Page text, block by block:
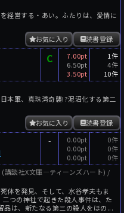
経営する・あい。ふたりは、愛情に
読書登録
お気に入り
C
7.00pt
6.50pt
3.50pt
1件
4件
10件
本軍、真珠湾奇襲!?泥沼化する第二
読書登録
お気に入り
-
0.00pt
0.00pt
0.00pt
0件
0件
0件
講談社X文庫―ティーンズハート) /
体を発見、そして、水谷孝夫もま
つの神社で起きた殺人事件は、た
品は、新たなる第三の殺人をほの...